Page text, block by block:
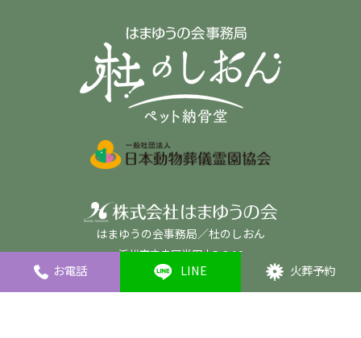
お電話 LINE 火葬予約
はまゆうの会事務局／杜のしおん
浜松市中央区半田山5-2-10
© HAMASOU